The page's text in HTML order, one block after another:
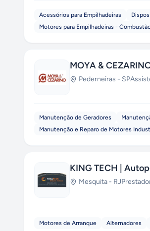
Acessórios para Empilhadeiras
Motores para Empilhadeiras -
MOYA &
Pederneiras - SP
Manutenção de Geradores
Manutenção e Reparo de Motores
KING TECH |
Mesquita - RJ
Motores de Arranque Alternadores